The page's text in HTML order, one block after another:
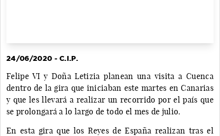
24/06/2020 - C.I.P.
Felipe VI y Doña Letizia planean una visita a Cuenca
dentro de la gira que iniciaban este martes en Canarias
y que les llevará a realizar un recorrido por el país que
se prolongará a lo largo de todo el mes de julio.
En esta gira que los Reyes de España realizan tras el